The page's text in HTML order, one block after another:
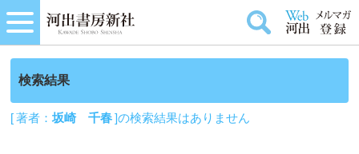
検索結果
[ 著者：坂崎 千春]の検索結果はありません